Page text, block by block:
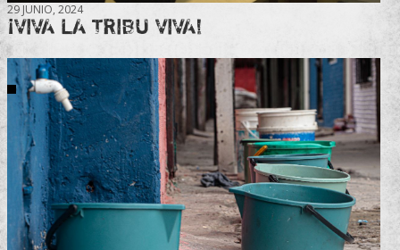
29 JUNIO, 2024
¡VIVA LA TRIBU VIVA!